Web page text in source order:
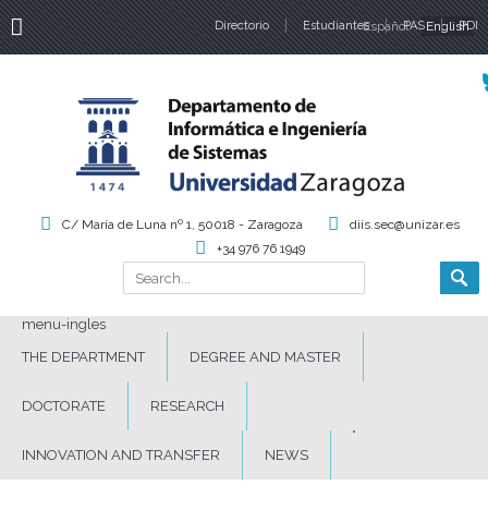
Directorio Estudiantes PAS PDI
Español English
Search form
Search
C/ María de Luna nº 1, 50018 - Zaragoza
diis.sec@unizar.es
+34 976 76 1949
menu-ingles
THE DEPARTMENT
DEGREE AND MASTER
DOCTORATE RESEARCH
INNOVATION AND TRANSFER NEWS